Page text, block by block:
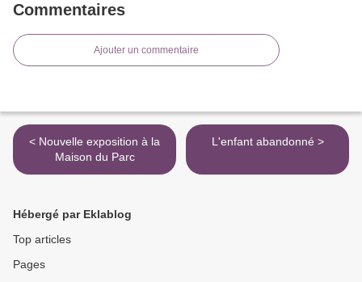
Commentaires
Ajouter un commentaire
< Nouvelle exposition à la
Maison du Parc
L'enfant abandonné >
Hébergé par Eklablog
Top articles
Pages